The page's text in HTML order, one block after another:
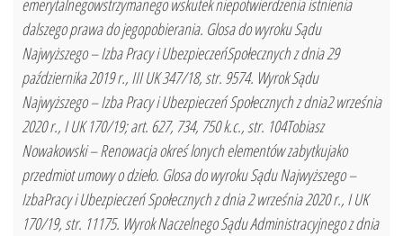
emerytalnegowstrzymanego wskutek niepotwierdzenia istnienia
dalszego prawa do jegopobierania. Glosa do wyroku Sądu
Najwyższego – Izba Pracy i UbezpieczeńSpołecznych z dnia 29
października 2019 r., III UK 347/18, str. 9574. Wyrok Sądu
Najwyższego – Izba Pracy i Ubezpieczeń Społecznych z dnia2 września
2020 r., I UK 170/19; art. 627, 734, 750 k.c., str. 104Tobiasz
Nowakowski – Renowacja okreś lonych elementów zabytkujako
przedmiot umowy o dzieło. Glosa do wyroku Sądu Najwyższego –
IzbaPracy i Ubezpieczeń Społecznych z dnia 2 września 2020 r., I UK
170/19, str. 11175. Wyrok Naczelnego Sądu Administracyjnego z dnia